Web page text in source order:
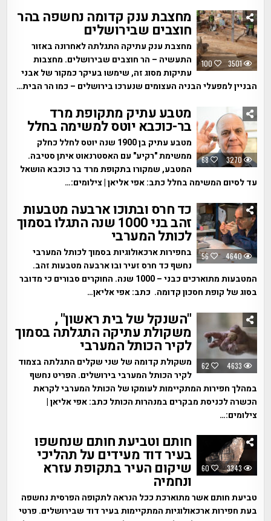
100 3501
מחצבת ענק קדומה נחשפה בהר
חוצבים שבירושלים
מחצבת ענק עתיקה התגלתה לאחרונה באזור
התעשיה – הר חוצבים שבירושלים. מחצבות
עתיקות מסוג זה, שימשו בעיקר כמקור של אבני
הבניין למפעלי הבניה העצומים שנערכו בירושלים – כמו הר הבית…
68 3270
מטבע עתיק מתקופת מרד
בר-כוכבא יוטס למשימה בחלל
מטבע עתיק בן 1900 שנה יוטס לחלל כחלק
ממשימת "רקיע" עם האסטרנאוט איתן סטיבה.
המטבע, שמקורו בתקופת מרד בר כוכבא הושאל
עד לסיום המשימה בחלל כתב: אפי אליאן | צילומים:…
56 4640
כד חרס ובתוכו ארבעה מטבעות
זהב בני 1000 שנה התגלו בסמוך
לכותל המערבי
בחפירות ארכאולוגיות בסמוך לכותל המערבי
נחשף כד חרס זעיר ובו ארבעה מטבעות זהב.
המטבעות מתוארכים כבני – 1000 שנה. החוקרים סבורים כי מדובר
בסוג של קופת חסכון קדומה. כתב: אפי אליאן…
62 4633
"השנקל של בית ראשון" ,
משקולת עתיקה התגלתה בסמוך
לקיר הכותל המערבי
משקולת קדומה של שני שקלים התגלתה בצמוד
לקיר הכותל המערבי בירושלים. הפריט נחשף
במהלך חפירות המתקיימות לעומקו של הכותל המערבי לקראת
הכשרה לכניסת מבקרים במנהרות הכותל כתב: אפי אליאן |
צילומים:…
60 3343
חותם וטביעת חותם שנחשפו
בעיר דוד מעידים על תהליכי
שיקום העיר בתקופת עזרא
ונחמיה
טביעת חותם אשר מתוארכת ככל הנראה לתקופה הפרסית נחשפה
בעת חפירות ארכאולוגיות המתקיימות בעיר דוד שבירושלים. פרטי